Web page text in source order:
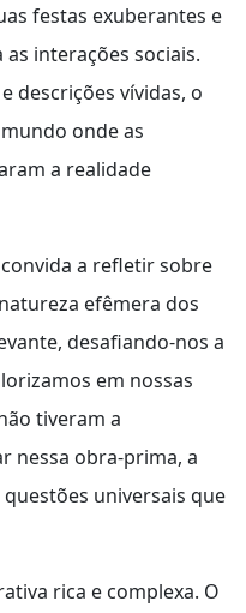
festas exuberantes e
interações sociais.
descrições vívidas, o
onde as
a realidade
a refletir sobre
efêmera dos
desafiando-nos a
em nossas
tiveram a
nessa obra-prima, a
universais que
rica e complexa. O